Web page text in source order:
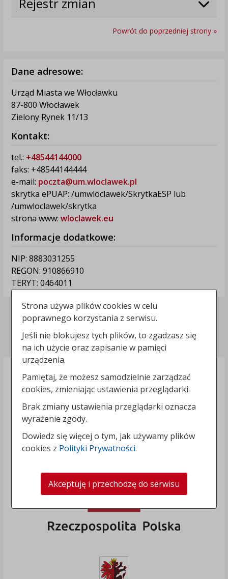
Powrót do poprzedniej strony »
Dane adresowe:
Urząd Miasta we Włocławku
87-800 Włocławek
Zielony Rynek 11/13
Kontakt:
tel.: +48544144000
faks: +48544144444
e-mail: poczta@um.wloclawek.pl
skrytka ePUAP: /umwloclawek/SkrytkaESP lub
/umwloclawek/skrytka
strona www: wloclawek.eu
Informacje dodatkowe:
NIP: 8883031255
REGON: 910866910
TERYT: 0464011
Deklaracja dostępności
Polityka prywatności
Strona używa plików cookies w celu
poprawnego korzystania z serwisu.
Jeśli nie blokujesz tych plików, to zgadzasz się
na ich użycie oraz zapisanie w pamięci
urządzenia.
Pamiętaj, że możesz samodzielnie zarządzać
cookies, zmieniając ustawienia przeglądarki.
Brak zmiany ustawienia przeglądarki oznacza
wyrażenie zgody.
Dowiedz się więcej o tym, jak używamy plików
cookies z Polityki Prywatności.
Akceptuję i przechodzę do serwisu